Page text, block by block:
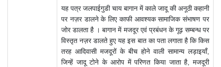
यह पत्र जलपाईगुडी चाय बागान में काले जादू की अनूठी कहानी
पर नज़र डालने के लिए काफी आवश्यक सामाजिक संभाषण पर
जोर डालता है । बागान में मजदूर एवं प्रबंधन के गूढ़ सम्बन्ध पर
विस्तृत नज़र डालते हुए यह इस बात का पता लगाता है कि किस
तरह आदिवासी मजदूरों के बीच होने वाली सामान्य लड़ाइयाँ,
जिन्हें जादू टोने के आरोप में परिणत किया जाता है, मजदूरी